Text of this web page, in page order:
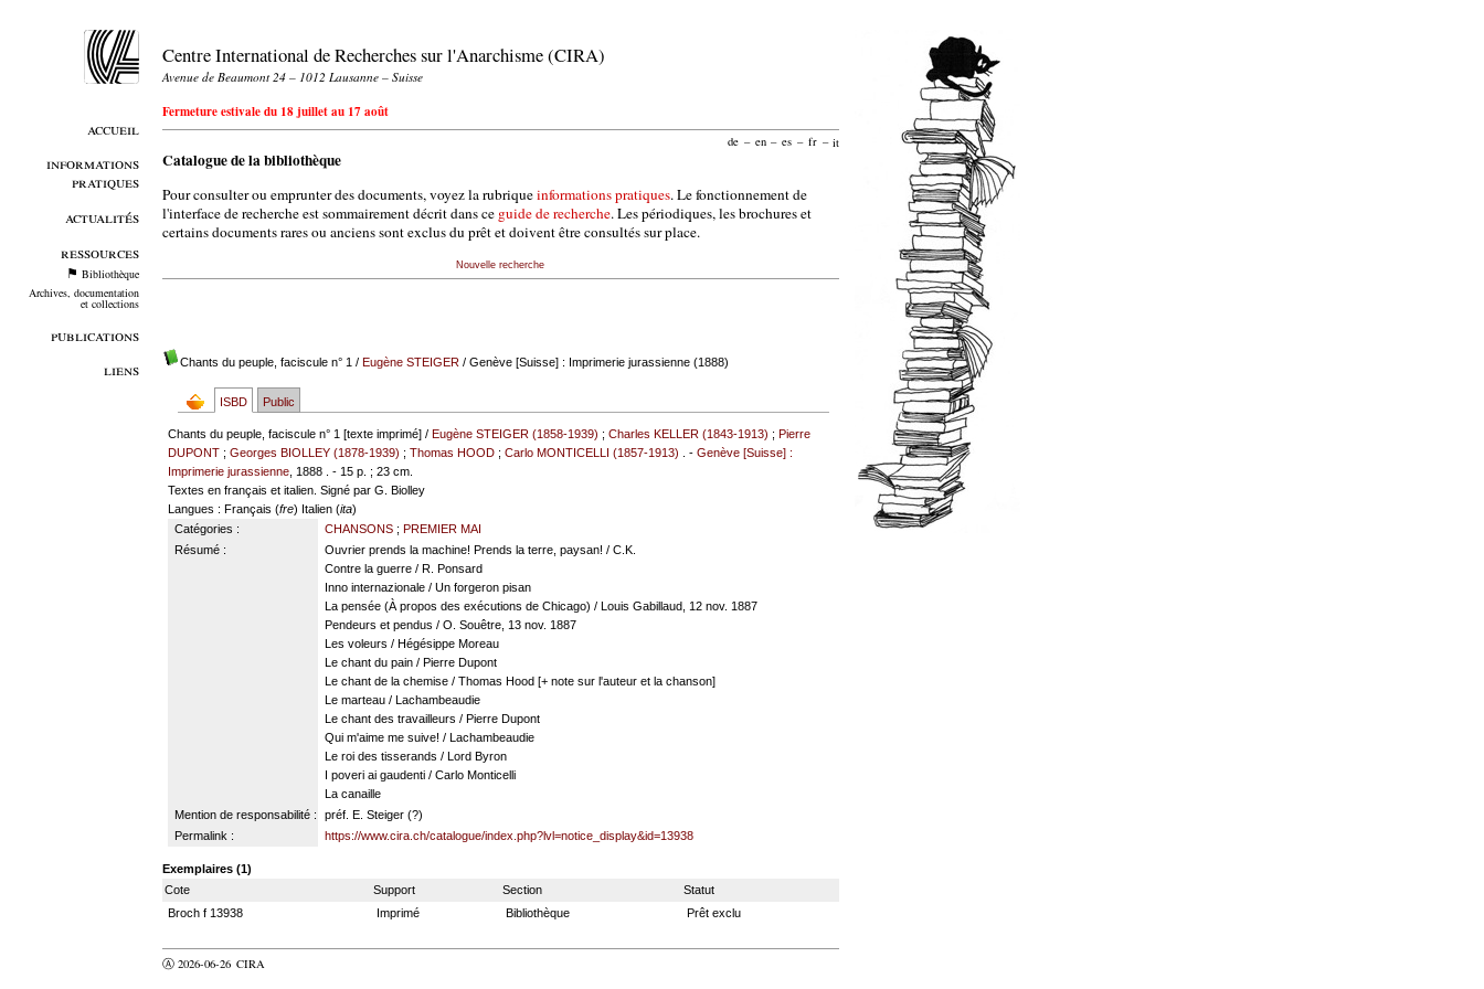
accueil
informations
pratiques
actualités
ressources
Bibliothèque
Archives, documentation
et collections
publications
liens
Centre International de Recherches sur l'Anarchisme (CIRA)
Avenue de Beaumont 24 – 1012 Lausanne – Suisse
Fermeture estivale du 18 juillet au 17 août
de – en – es – fr – it
Catalogue de la bibliothèque
Pour consulter ou emprunter des documents, voyez la rubriqueinformations pratiques. Le fonctionnement de
l'interface de recherche est sommairement décrit dans ce guide de recherche. Les périodiques, les brochures et
certains documents rares ou anciens sont exclus du prêt et doivent être consultés sur place.
Nouvelle recherche
Chants du peuple, faciscule n° 1 / Eugène STEIGER/ Genève [Suisse] : Imprimerie jurassienne (1888)
ISBD Public
Chants du peuple, faciscule n° 1 [texte imprimé] /Eugène STEIGER (1858-1939) ;Charles KELLER (1843-1913) ;Pierre
DUPONT ;Georges BIOLLEY (1878-1939) ;Thomas HOOD ;Carlo MONTICELLI (1857-1913) . -Genève [Suisse] :
Imprimerie jurassienne , 1888 . - 15 p. ; 23 cm.
Textes en français et italien. Signé par G. Biolley
Langues : Français (fre) Italien (ita)
Catégories :
CHANSONS; PREMIER MAI
Résumé :
Ouvrier prends la machine! Prends la terre, paysan! / C.K.
Contre la guerre / R. Ponsard
Inno internazionale / Un forgeron pisan
La pensée (À propos des exécutions de Chicago) / Louis Gabillaud, 12 nov. 1887
Pendeurs et pendus / O. Souêtre, 13 nov. 1887
Les voleurs / Hégésippe Moreau
Le chant du pain / Pierre Dupont
Le chant de la chemise / Thomas Hood [+ note sur l'auteur et la chanson]
Le marteau / Lachambeaudie
Le chant des travailleurs / Pierre Dupont
Qui m'aime me suive! / Lachambeaudie
Le roi des tisserands / Lord Byron
I poveri ai gaudenti / Carlo Monticelli
La canaille
Mention de responsabilité :
préf. E. Steiger (?)
Permalink :
https://www.cira.ch/catalogue/index.php?lvl=notice_display&id=13938
Exemplaires (1)
Cote
Support Section
Statut
Broch f 13938
Imprimé Bibliothèque Prêt exclu
Ⓐ 2026-06-26 CIRA